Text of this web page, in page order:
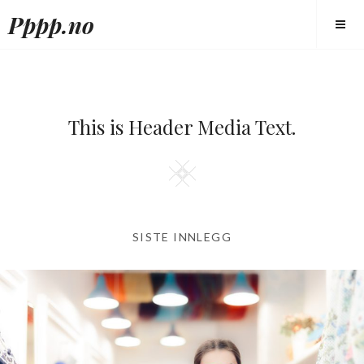
toPppp.no
This is Header Media Text.
Square
SISTE INNLEGG